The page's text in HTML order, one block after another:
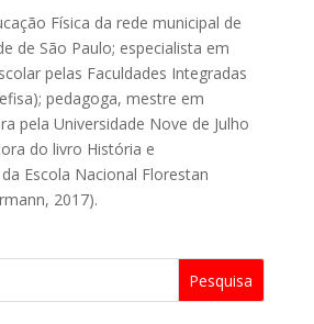
Física da rede municipal de
de São Paulo; especialista em
pelas Faculdades Integradas
pedagoga, mestre em
pela Universidade Nove de Julho
do livro História e
Escola Nacional Florestan
2017).
Pesquisa